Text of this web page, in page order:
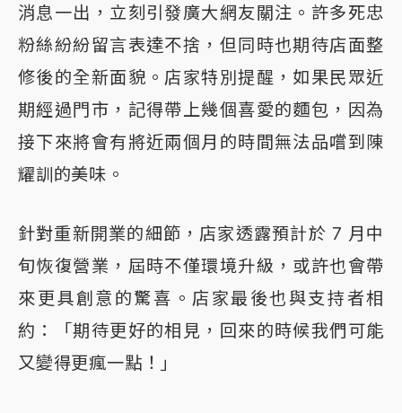
消息一出，立刻引發廣大網友關注。許多死忠
粉絲紛紛留言表達不捨，但同時也期待店面整
修後的全新面貌。店家特別提醒，如果民眾近
期經過門市，記得帶上幾個喜愛的麵包，因為
接下來將會有將近兩個月的時間無法品嚐到陳
耀訓的美味。
針對重新開業的細節，店家透露預計於 7 月中
旬恢復營業，屆時不僅環境升級，或許也會帶
來更具創意的驚喜。店家最後也與支持者相
約：「期待更好的相見，回來的時候我們可能
又變得更瘋一點！」